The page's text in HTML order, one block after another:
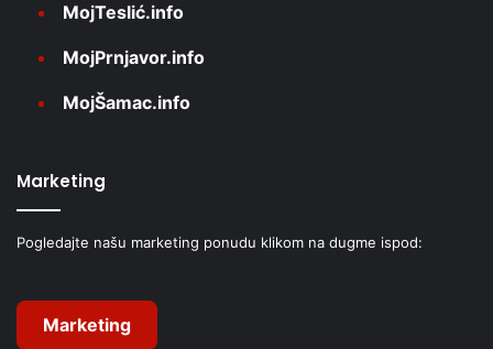
MojTeslić.info
MojPrnjavor.info
MojŠamac.info
Marketing
Pogledajte našu marketing ponudu klikom na dugme ispod:
Marketing